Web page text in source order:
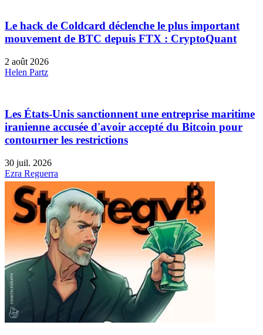
Le hack de Coldcard déclenche le plus important
mouvement de BTC depuis FTX : CryptoQuant
2 août 2026
Helen Partz
Les États-Unis sanctionnent une entreprise maritime
iranienne accusée d'avoir accepté du Bitcoin pour
contourner les restrictions
30 juil. 2026
Ezra Reguerra